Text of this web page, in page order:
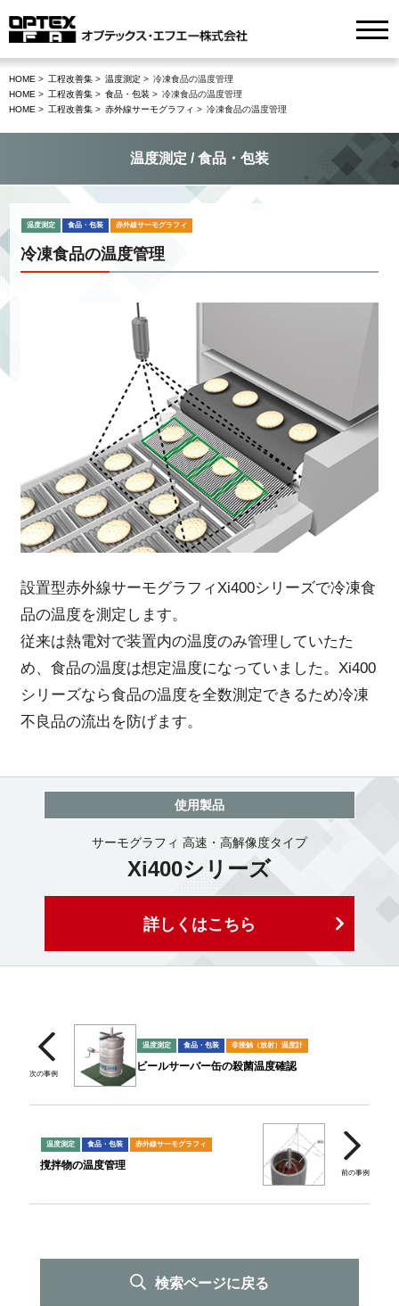
HOME 工程改善集 温度測定
冷凍食品の温度管理
HOME
工程改善集 食品・包装
冷凍食品の温度管理
HOME
工程改善集 赤外線サーモグラフィ 冷凍食品の温度管理
温度測定 / 食品・包装
温度測定 食品・包装 赤外線サーモグラフィ
冷凍食品の温度管理
設置型赤外線サーモグラフィXi400シリーズで冷凍食
品の温度を測定します。
従来は熱電対で装置内の温度のみ管理していたた
め、食品の温度は想定温度になっていました。Xi400
シリーズなら食品の温度を全数測定できるため冷凍
不良品の流出を防げます。
使用製品
サーモグラフィ 高速・高解像度タイプ
Xi400シリーズ
詳しくはこちら
温度測定 食品・包装 非接触（放射）温度計
ビールサーバー缶の殺菌温度確認
温度測定 食品・包装 赤外線サーモグラフィ
撹拌物の温度管理
検索ページに戻る